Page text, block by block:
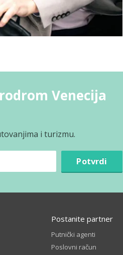
Venecija
i turizmu.
Potvrdi
Postanite partner
Putnički agenti
Poslovni račun